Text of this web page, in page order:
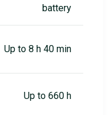
battery
Up to 8 h 40 min
Up to 660 h